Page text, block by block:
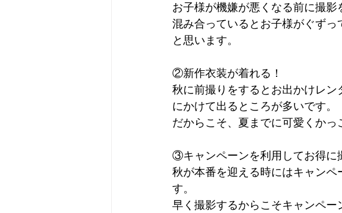
お子様が機嫌が悪くなる前に撮影
混み合っているとお子様がぐず
と思います。
②新作衣装が着れる！
秋に前撮りをするとお出かけレ
にかけて出るところが多いです。
だからこそ、夏までに可愛くかっ
③キャンペーンを利用してお得に
秋が本番を迎える時にはキャン
す。
早く撮影するからこそキャンペー